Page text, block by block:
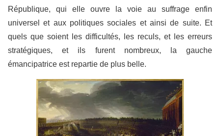
République, qui elle ouvre la voie au suffrage enfin
universel et aux politiques sociales et ainsi de suite. Et
quels que soient les difficultés, les reculs, et les erreurs
stratégiques, et ils furent nombreux, la gauche
émancipatrice est repartie de plus belle.